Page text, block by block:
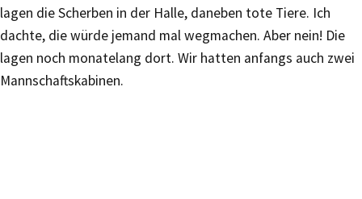
lagen die Scherben in der Halle, daneben tote Tiere. Ich
dachte, die würde jemand mal wegmachen. Aber nein! Die
lagen noch monatelang dort. Wir hatten anfangs auch zwei
Mannschaftskabinen.